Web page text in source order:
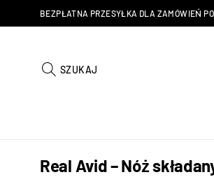
BEZPŁATNA PRZESYŁKA DLA ZAMÓWIEŃ
SZUKAJ
Real Avid – Nóż